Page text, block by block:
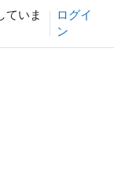
ていま
ログイ
ン